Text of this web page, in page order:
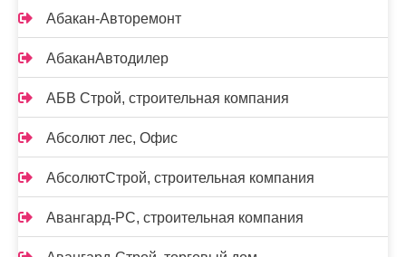
Абакан-Авторемонт
АбаканАвтодилер
АБВ Строй, строительная компания
Абсолют лес, Офис
АбсолютСтрой, строительная компания
Авангард-РС, строительная компания